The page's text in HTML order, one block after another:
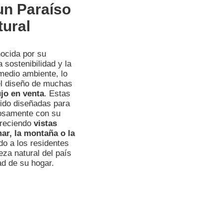
Paraíso
por su
sostenibilidad y la
ambiente, lo
diseño de muchas
en venta. Estas
diseñadas para
con su
vistas
la montaña o la
a los residentes
natural del país
de su hogar.